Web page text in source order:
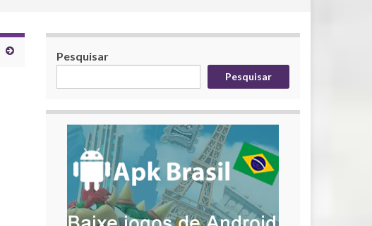
Pesquisar
Pesquisar